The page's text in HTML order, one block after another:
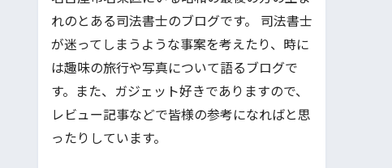
れのとある司法書士のブログです。 司法書士
が迷ってしまうような事案を考えたり、時に
は趣味の旅行や写真について語るブログで
す。また、ガジェット好きでありますので、
レビュー記事などで皆様の参考になればと思
ったりしています。